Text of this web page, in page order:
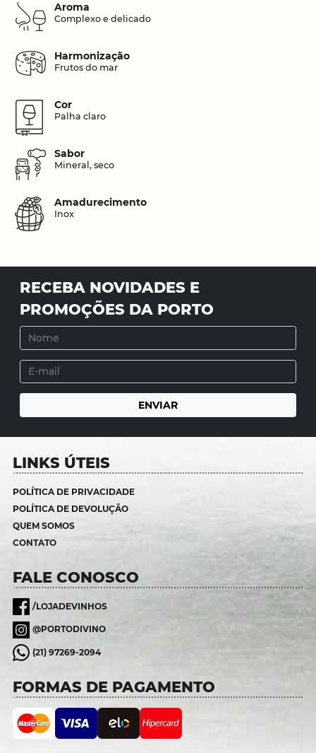
Aroma
Complexo e delicado
Harmonização
Frutos do mar
Cor
Palha claro
Sabor
Mineral, seco
Amadurecimento
Inox
RECEBA NOVIDADES E
PROMOÇÕES DA PORTO
LINKS ÚTEIS
POLÍTICA DE PRIVACIDADE
POLÍTICA DE DEVOLUÇÃO
QUEM SOMOS
CONTATO
FALE CONOSCO
/LOJADEVINHOS
@PORTODIVINO
(21) 97269-2094
FORMAS DE PAGAMENTO